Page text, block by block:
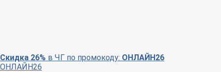
Скидка 26% в ЧГ по промокоду: ОНЛАЙН26
ОНЛАЙН26